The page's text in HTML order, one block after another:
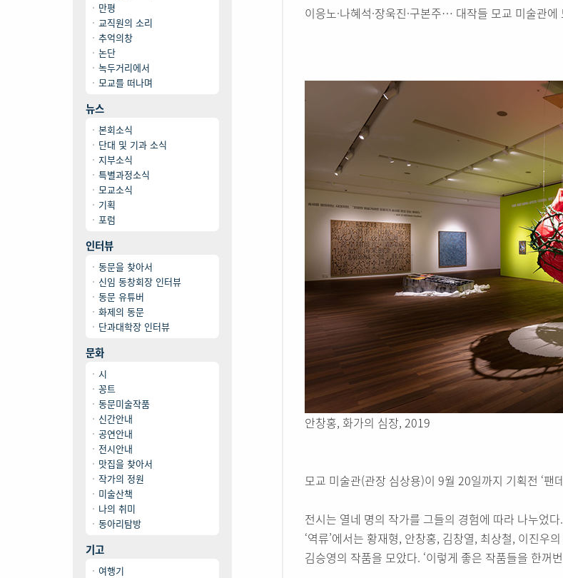
만평
교직원의 소리
추억의창
논단
녹두거리에서
모교를 떠나며
뉴스
본회소식
단대 및 기과 소식
지부소식
특별과정소식
모교소식
기획
포럼
인터뷰
동문을 찾아서
신임 동창회장 인터뷰
동문 유튜버
화제의 동문
단과대학장 인터뷰
문화
시
꽁트
동문미술작품
신간안내
공연안내
전시안내
맛집을 찾아서
작가의 정원
미술산책
나의 취미
동아리탐방
기고
여행기
이응노·나혜석·장욱진·구본주… 대작들 모교 미술관에
안창홍, 화가의 심장, 2019
모교 미술관(관장 심상용)이 9월 20일까지 기획전 ‘팬
전시는 열네 명의 작가를 그들의 경험에 따라 나누었
‘역류’에서는 황재형, 안창홍, 김창열, 최상철, 이진우
김승영의 작품을 모았다. ‘이렇게 좋은 작품들을 한꺼